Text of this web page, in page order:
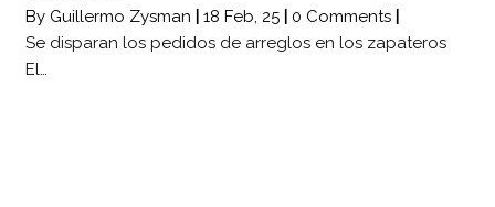
By Guillermo Zysman 18 Feb, 25 0 Comments
Se disparan los pedidos de arreglos en los zapateros
El…